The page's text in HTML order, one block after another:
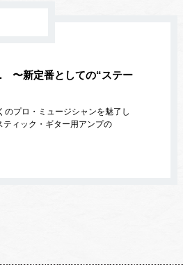
〜新定番としての“ステー
のプロ・ミュージシャンを魅了し
ィック・ギター用アンプの